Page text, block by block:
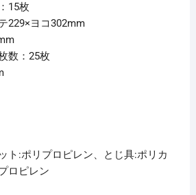
15枚
229×ヨコ302mm
数：25枚
ト:ポリプロピレン、とじ具:ポリカ
ロピレン